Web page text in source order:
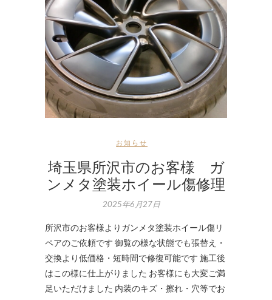
お知らせ
埼玉県所沢市のお客様 ガ
ンメタ塗装ホイール傷修理
2025年6月27日
所沢市のお客様よりガンメタ塗装ホイール傷リ
ペアのご依頼です 御覧の様な状態でも張替え・
交換より低価格・短時間で修復可能です 施工後
はこの様に仕上がりました お客様にも大変ご満
足いただけました 内装のキズ・擦れ・穴等でお